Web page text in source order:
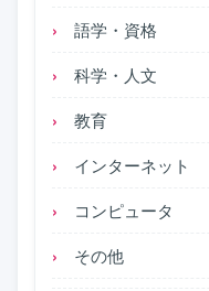
語学・資格
科学・人文
教育
インターネット
コンピュータ
その他